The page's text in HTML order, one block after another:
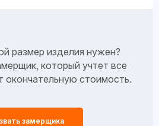
размер изделия нужен?
который учтет все
окончательную стоимость.
замерщика